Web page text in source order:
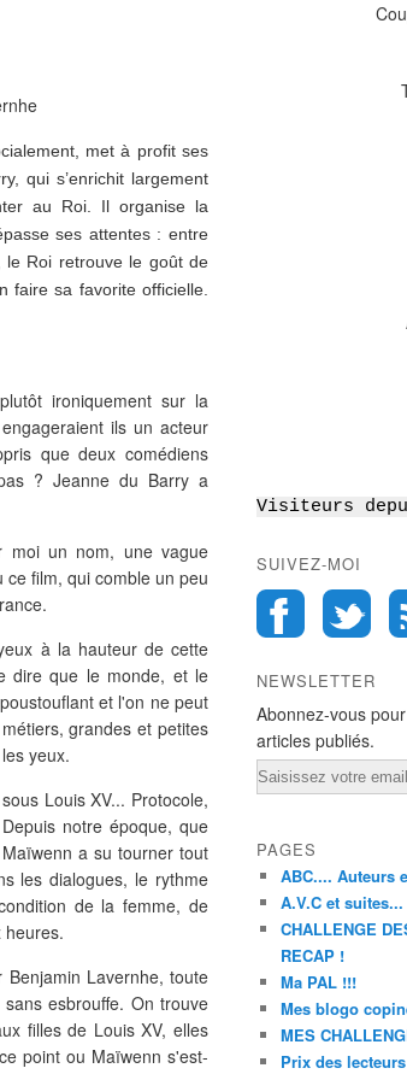
met à profit ses
qui s’enrichit largement
au Roi. Il organise la
ses attentes : entre
le Roi retrouve le goût de
faire sa favorite officielle.
ironiquement sur la
ils un acteur
que deux comédiens
? Jeanne du Barry a
moi un nom, une vague
film, qui comble un peu
à la hauteur de cette
dire que le monde, et le
et l'on ne peut
grandes et petites
yeux.
Louis XV... Protocole,
notre époque, que
a su tourner tout
les dialogues, le rythme
de la femme, de
heures.
Lavernhe, toute
esbrouffe. On trouve
filles de Louis XV, elles
point ou Maïwenn s'est-
Visiteurs
SUIVEZ-MOI
NEWSLETTER
Abonnez-vous
articles publiés.
Email
PAGES
ABC.... Auteurs
A.V.C et suites...
CHALLENGE
RECAP !
Ma PAL !!!
Mes blogo
MES
Prix des